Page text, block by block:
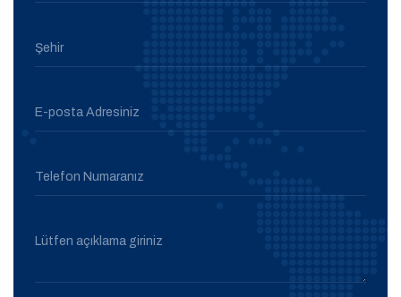
Şehir
E-posta Adresiniz
Telefon Numaranız
Lütfen açıklama giriniz